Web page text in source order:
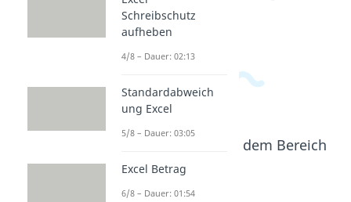
es dir jetzt an!
Beliebte Inhalte aus dem Bereich
Schreibschutz
aufheben
4/8 – Dauer: 02:13
Standardabweich
ung Excel
5/8 – Dauer: 03:05
Excel Betrag
6/8 – Dauer: 01:54